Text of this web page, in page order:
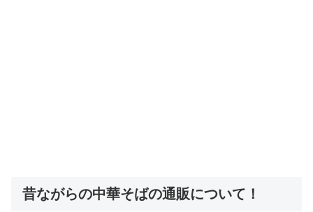
昔ながらの中華そばの通販について！